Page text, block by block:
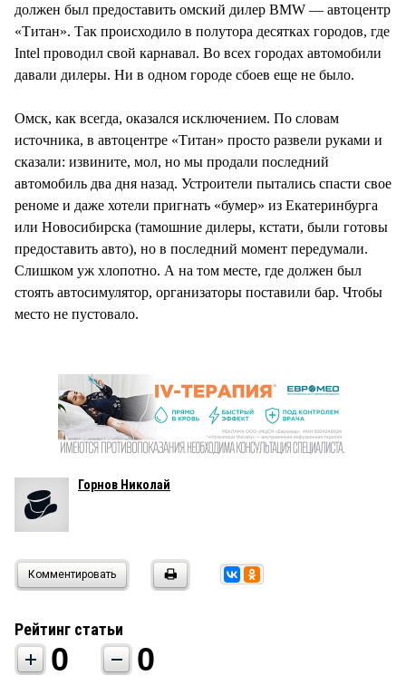
должен был предоставить омский дилер BMW — автоцентр
«Титан». Так происходило в полутора десятках городов, где
Intel проводил свой карнавал. Во всех городах автомобили
давали дилеры. Ни в одном городе сбоев еще не было.
Омск, как всегда, оказался исключением. По словам
источника, в автоцентре «Титан» просто развели руками и
сказали: извините, мол, но мы продали последний
автомобиль два дня назад. Устроители пытались спасти свое
реноме и даже хотели пригнать «бумер» из Екатеринбурга
или Новосибирска (тамошние дилеры, кстати, были готовы
предоставить авто), но в последний момент передумали.
Слишком уж хлопотно. А на том месте, где должен был
стоять автосимулятор, организаторы поставили бар. Чтобы
место не пустовало.
Горнов Николай
Комментировать
Рейтинг статьи
0 0